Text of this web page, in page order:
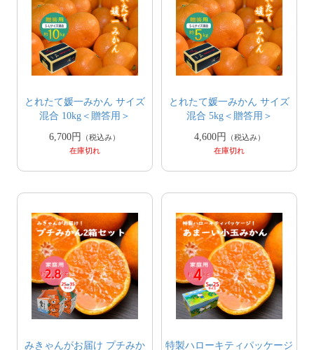
とれたて媛一みかん サイズ
混合 10kg＜贈答用＞
6,700円
（税込み）
在庫切れ
とれたて媛一みかん サイズ
混合 5kg＜贈答用＞
4,600円
（税込み）
在庫切れ
みきゃんがお届け プチみか 特製ハローキティパッケージ